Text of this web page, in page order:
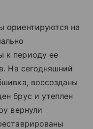
ориентируются на
к периоду ее
На сегодняшний
воссозданы
брус и утеплен
вернули